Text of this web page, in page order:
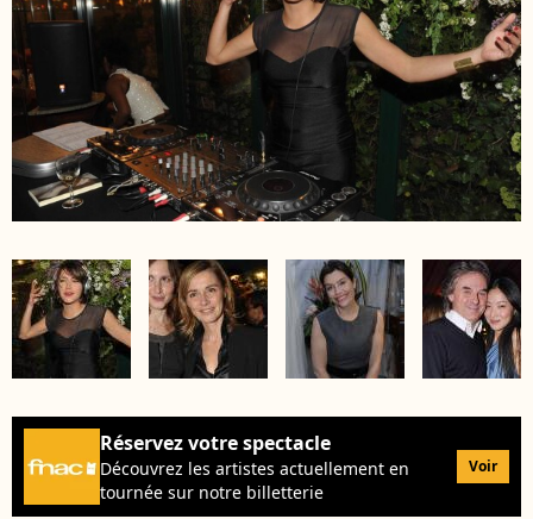
Réservez votre spectacle
Découvrez les artistes actuellement en
tournée sur notre billetterie
Voir